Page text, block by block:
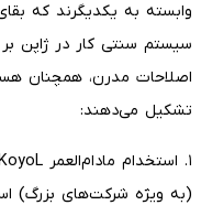
وابسته به یکدیگرند که
سیستم سنتی کار در ژاپن
اصلاحات مدرن، همچنان
تشکیل می‌دهند:
(به ویژه شرکت‌های بزرگ)